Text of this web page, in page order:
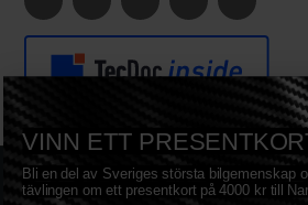
Copyright © 2017 Nardocar ApS - All
Privacy|Terms|Sitemap|
Nardocar - Fjordbakken 37 - 4700
VINN ETT
Bli en del av Sveriges största bilgemenskap
tävlingen om ett presentkort på 4000 kr till